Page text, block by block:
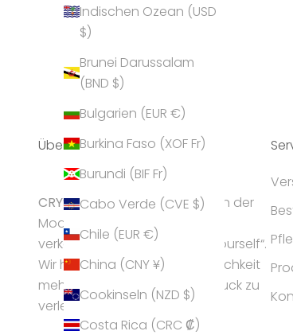
Indischen Ozean (USD
$)
Brunei Darussalam
(BND $)
Bulgarien (EUR €)
Burkina Faso (XOF Fr)
Burundi (BIF Fr)
Cabo Verde (CVE $)
Chile (EUR €)
China (CNY ¥)
Cookinseln (NZD $)
Costa Rica (CRC ₡)
Über Uns
CRYSTALP gilt als Geheimtipp in der
Modeschmuck-Branche und
verkörpert die Idee „express yourself“.
Wir helfen Frauen ihrer Persönlichkeit
mehr Ausstrahlung und Ausdruck zu
verleihen.